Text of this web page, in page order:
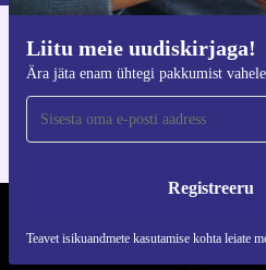
Liitu meie uudiskirjaga!
Ära jäta enam ühtegi pakkumist vahele
Registreeru
Teavet isikuandmete kasutamise kohta leiate
Hangi
iOS-i ja